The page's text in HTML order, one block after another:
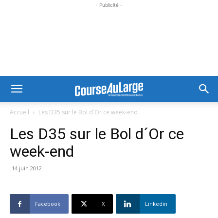
- Publicité -
Accueil Les D35 sur le Bol d´Or ce week-end
Les D35 sur le Bol d´Or ce
week-end
14 juin 2012
Facebook X Linkedin